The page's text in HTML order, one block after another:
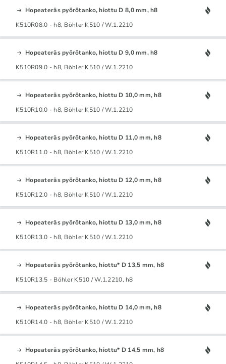
Hopeateräs pyörötanko, hiottu D 8,0 mm, h8
K510R08.0 - h8, Böhler K510 / W.1.2210
Hopeateräs pyörötanko, hiottu D 9,0 mm, h8
K510R09.0 - h8, Böhler K510 / W.1.2210
Hopeateräs pyörötanko, hiottu D 10,0 mm, h8
K510R10.0 - h8, Böhler K510 / W.1.2210
Hopeateräs pyörötanko, hiottu D 11,0 mm, h8
K510R11.0 - h8, Böhler K510 / W.1.2210
Hopeateräs pyörötanko, hiottu D 12,0 mm, h8
K510R12.0 - h8, Böhler K510 / W.1.2210
Hopeateräs pyörötanko, hiottu D 13,0 mm, h8
K510R13.0 - h8, Böhler K510 / W.1.2210
Hopeateräs pyörötanko, hiottu* D 13,5 mm, h8
K510R13.5 - Böhler K510 / W.1.2210, h8
Hopeateräs pyörötanko, hiottu D 14,0 mm, h8
K510R14.0 - h8, Böhler K510 / W.1.2210
Hopeateräs pyörötanko, hiottu* D 14,5 mm, h8